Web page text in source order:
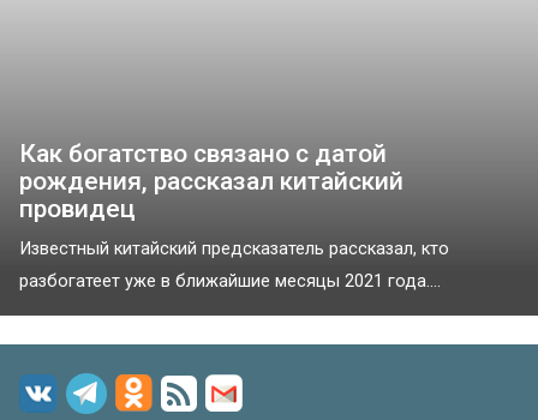
Как богатство связано с датой
рождения, рассказал китайский
провидец
Известный китайский предсказатель рассказал, кто
разбогатеет уже в ближайшие месяцы 2021 года....